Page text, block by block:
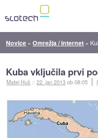
Novice »Omrežja / internet »
Kuba vključila prvi
Matej Huš ::22. jan 2013ob 08:05